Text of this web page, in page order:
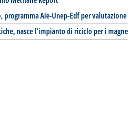
programma Aie-Unep-Edf per
nasce l'impianto di riciclo per i